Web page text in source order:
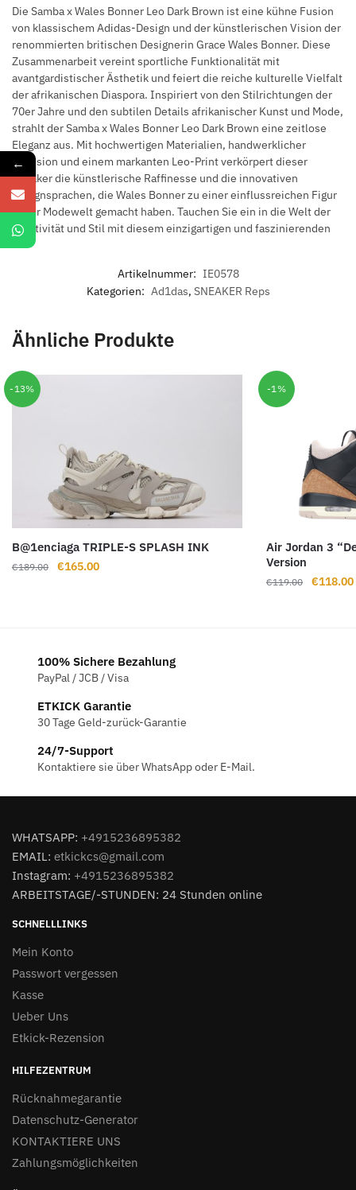
Die Samba x Wales Bonner Leo Dark Brown ist eine kühne Fusion
von klassischem Adidas-Design und der künstlerischen Vision der
renommierten britischen Designerin Grace Wales Bonner. Diese
Zusammenarbeit vereint sportliche Funktionalität mit
avantgardistischer Ästhetik und feiert die reiche kulturelle Vielfalt
der afrikanischen Diaspora. Inspiriert von den Stilrichtungen der
70er Jahre und den subtilen Details afrikanischer Kunst und Mode,
strahlt der Samba x Wales Bonner Leo Dark Brown eine zeitlose
Eleganz aus. Mit hochwertigen Materialien, handwerklicher
Präzision und einem markanten Leo-Print verkörpert dieser
Sneaker die künstlerische Raffinesse und die innovativen
Designsprachen, die Wales Bonner zu einer einflussreichen Figur
in der Modewelt gemacht haben. Tauchen Sie ein in die Welt der
Kreativität und Stil mit diesem einzigartigen und faszinierenden
Artikelnummer: IE0578
Kategorien: Ad1das, SNEAKER Reps
Ähnliche Produkte
-13%
B@1enciaga TRIPLE-S SPLASH INK
€189.00
Ursprünglicher
€165.00Aktueller
-1%
Air Jordan 3
Version
€119.00 €118.00
100% Sichere Bezahlung
PayPal / JCB / Visa
ETKICK Garantie
30 Tage Geld-zurück-Garantie
24/7-Support
Kontaktiere sie über WhatsApp oder E-Mail.
WHATSAPP: +4915236895382
EMAIL: etkickcs@gmail.com
Instagram: +4915236895382
ARBEITSTAGE/-STUNDEN: 24 Stunden online
SCHNELLLINKS
Mein Konto
Passwort vergessen
Kasse
Ueber Uns
Etkick-Rezension
HILFEZENTRUM
Rücknahmegarantie
Datenschutz-Generator
KONTAKTIERE UNS
Zahlungsmöglichkeiten
←